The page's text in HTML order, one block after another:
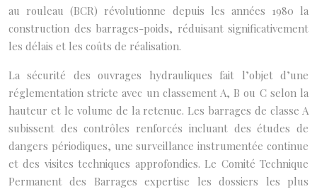
au rouleau (BCR) révolutionne depuis les années 1980 la
construction des barrages-poids, réduisant significativement
les délais et les coûts de réalisation.
La sécurité des ouvrages hydrauliques fait l’objet d’une
réglementation stricte avec un classement A, B ou C selon la
hauteur et le volume de la retenue. Les barrages de classe A
subissent des contrôles renforcés incluant des études de
dangers périodiques, une surveillance instrumentée continue
et des visites techniques approfondies. Le Comité Technique
Permanent des Barrages expertise les dossiers les plus